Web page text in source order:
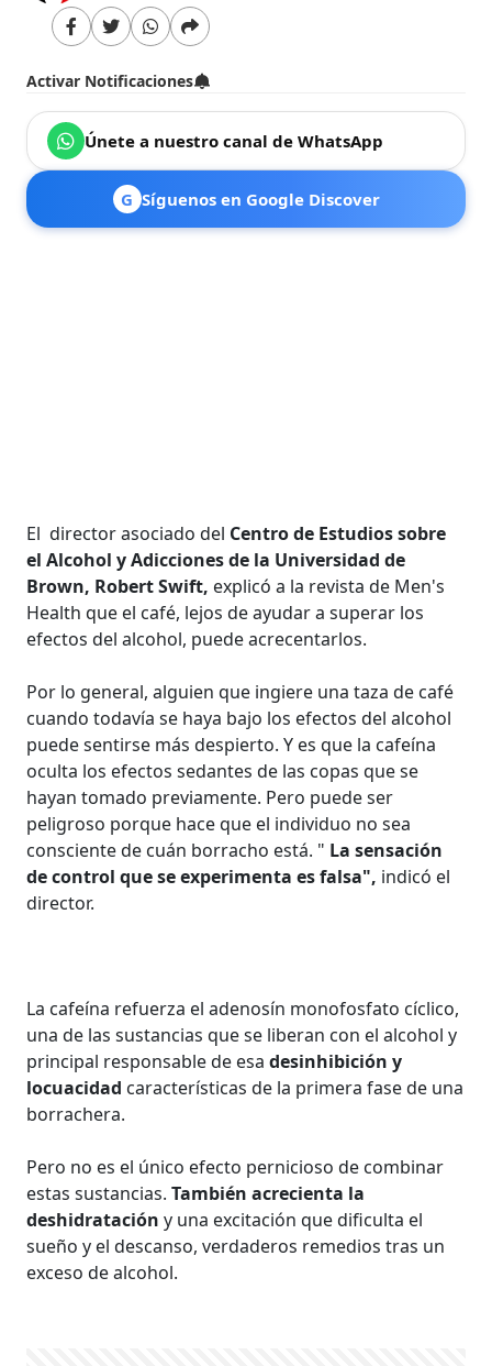
Activar Notificaciones
Únete a nuestro canal de WhatsApp
G Síguenos en Google Discover
El director asociado del Centro de Estudios sobre
el Alcohol y Adicciones de la Universidad de
Brown, Robert Swift, explicó a la revista de Men's
Health que el café, lejos de ayudar a superar los
efectos del alcohol, puede acrecentarlos.
Por lo general, alguien que ingiere una taza de café
cuando todavía se haya bajo los efectos del alcohol
puede sentirse más despierto. Y es que la cafeína
oculta los efectos sedantes de las copas que se
hayan tomado previamente. Pero puede ser
peligroso porque hace que el individuo no sea
consciente de cuán borracho está. " La sensación
de control que se experimenta es falsa", indicó el
director.
La cafeína refuerza el adenosín monofosfato cíclico,
una de las sustancias que se liberan con el alcohol y
principal responsable de esadesinhibición y
locuacidad características de la primera fase de una
borrachera.
Pero no es el único efecto pernicioso de combinar
estas sustancias.También acrecienta la
deshidratación y una excitación que dificulta el
sueño y el descanso, verdaderos remedios tras un
exceso de alcohol.